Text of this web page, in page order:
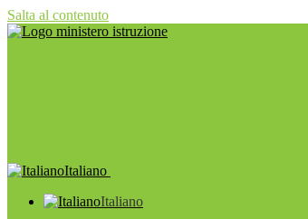
Salta al contenuto
Italiano
Italiano